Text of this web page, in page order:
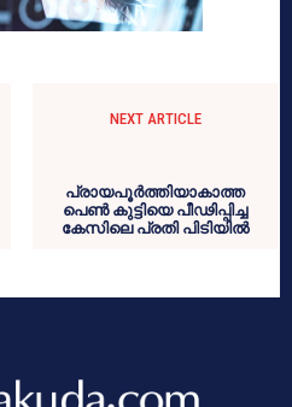
NEXT ARTICLE
പ്രായപൂര്‍ത്തിയാകാത്ത
പെണ്‍ കുട്ടിയെ പീഢിപ്പിച്ച
കേസിലെ പ്രതി പിടിയില്‍